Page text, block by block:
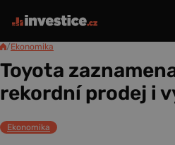
/Ekonomika
Toyota
rekordní prodej i
Ekonomika